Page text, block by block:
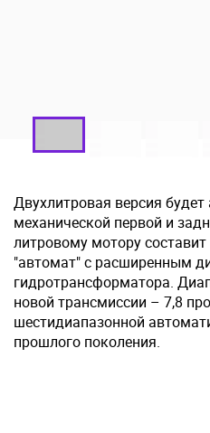
Двухлитровая версия будет
механической первой и
литровому мотору
"автомат" с расширенным
гидротрансформатора.
новой трансмиссии – 7,8
шестидиапазонной
прошлого поколения.